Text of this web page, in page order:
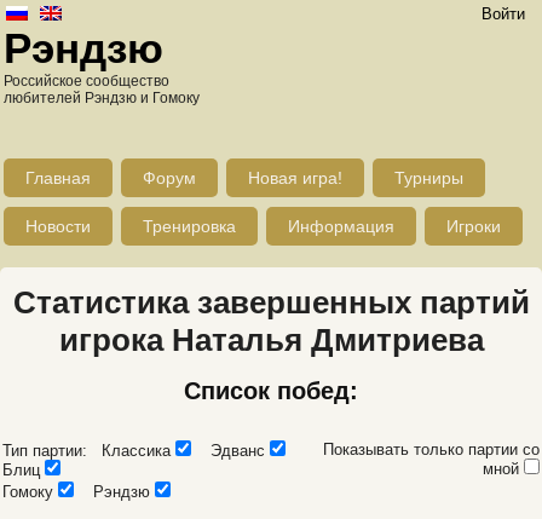
Войти
Рэндзю
Российское сообщество
любителей Рэндзю и Гомоку
Главная Форум Новая игра! Турниры
Новости Тренировка Информация Игроки
Статистика завершенных партий
игрока Наталья Дмитриева
Список побед:
Тип партии: Классика
Эдванс
Блиц
Показывать только партии со
мной
Гомоку
Рэндзю